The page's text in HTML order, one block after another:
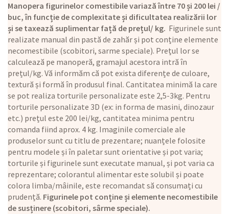
Manopera figurinelor comestibile variază între 70 și 200 lei /
buc, în funcție de complexitate și dificultatea realizării lor
și se taxează suplimentar față de prețul/ kg. Figurinele sunt
realizate manual din pastă de zahăr și pot conține elemente
necomestibile (scobitori, sarme speciale). Prețul lor se
calculează pe manoperă, gramajul acestora intră în
prețul/kg. Vă informăm că pot exista diferențe de culoare,
textură și formă în produsul final. Cantitatea minimă la care
se pot realiza torturile personalizate este 2,5-3kg. Pentru
torturile personalizate 3D (ex: in forma de masini, dinozaur
etc.) prețul este 200 lei/kg, cantitatea minima pentru
comanda fiind aprox. 4 kg. Imaginile comerciale ale
produselor sunt cu titlu de prezentare; nuanțele folosite
pentru modele și în paletar sunt orientative și pot varia;
torturile și figurinele sunt executate manual, și pot varia ca
reprezentare; colorantul alimentar este solubil și poate
colora limba/mâinile, este recomandat să consumați cu
prudență. Figurinele pot conține și elemente necomestibile
de susținere (scobitori, sârme speciale).